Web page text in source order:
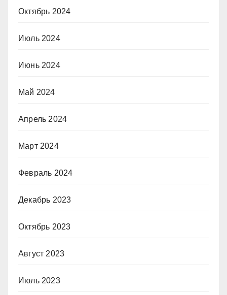
Октябрь 2024
Июль 2024
Июнь 2024
Май 2024
Апрель 2024
Март 2024
Февраль 2024
Декабрь 2023
Октябрь 2023
Август 2023
Июль 2023